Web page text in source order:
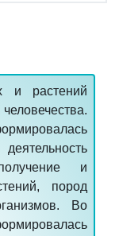
и растений
и
пород
Во